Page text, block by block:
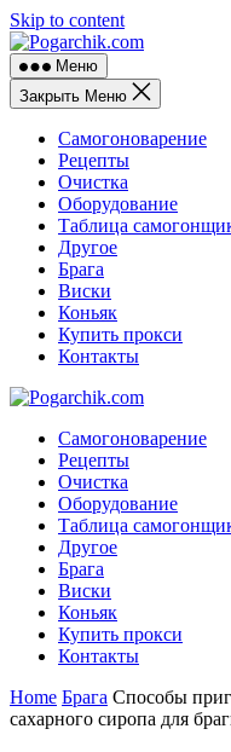
Skip to content
Меню
Закрыть Меню
Самогоноварение
Рецепты
Очистка
Оборудование
Таблица
Другое
Брага
Виски
Коньяк
Купить прокси
Контакты
Самогоноварение
Рецепты
Очистка
Оборудование
Таблица
Другое
Брага
Виски
Коньяк
Купить прокси
Контакты
Home Брага Способы
сахарного сиропа для